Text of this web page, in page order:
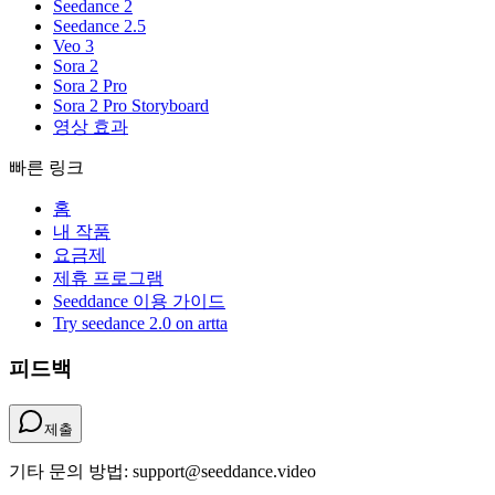
Seedance 2
Seedance 2.5
Veo 3
Sora 2
Sora 2 Pro
Sora 2 Pro Storyboard
영상 효과
빠른 링크
홈
내 작품
요금제
제휴 프로그램
Seeddance 이용 가이드
Try seedance 2.0 on artta
피드백
제출
기타 문의 방법: support@seeddance.video